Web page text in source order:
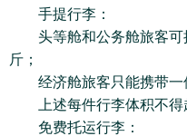
手提行李：
头等舱和公务舱旅客可
斤；
经济舱旅客只能携带一
上述每件行李体积不得超
免费托运行李：